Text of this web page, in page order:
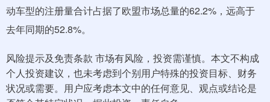
动车型的注册量合计占据了欧盟市场总量的62.2%，远高于
去年同期的52.8%。
风险提示及免责条款 市场有风险，投资需谨慎。本文不构成
个人投资建议，也未考虑到个别用户特殊的投资目标、财务
状况或需要。用户应考虑本文中的任何意见、观点或结论是